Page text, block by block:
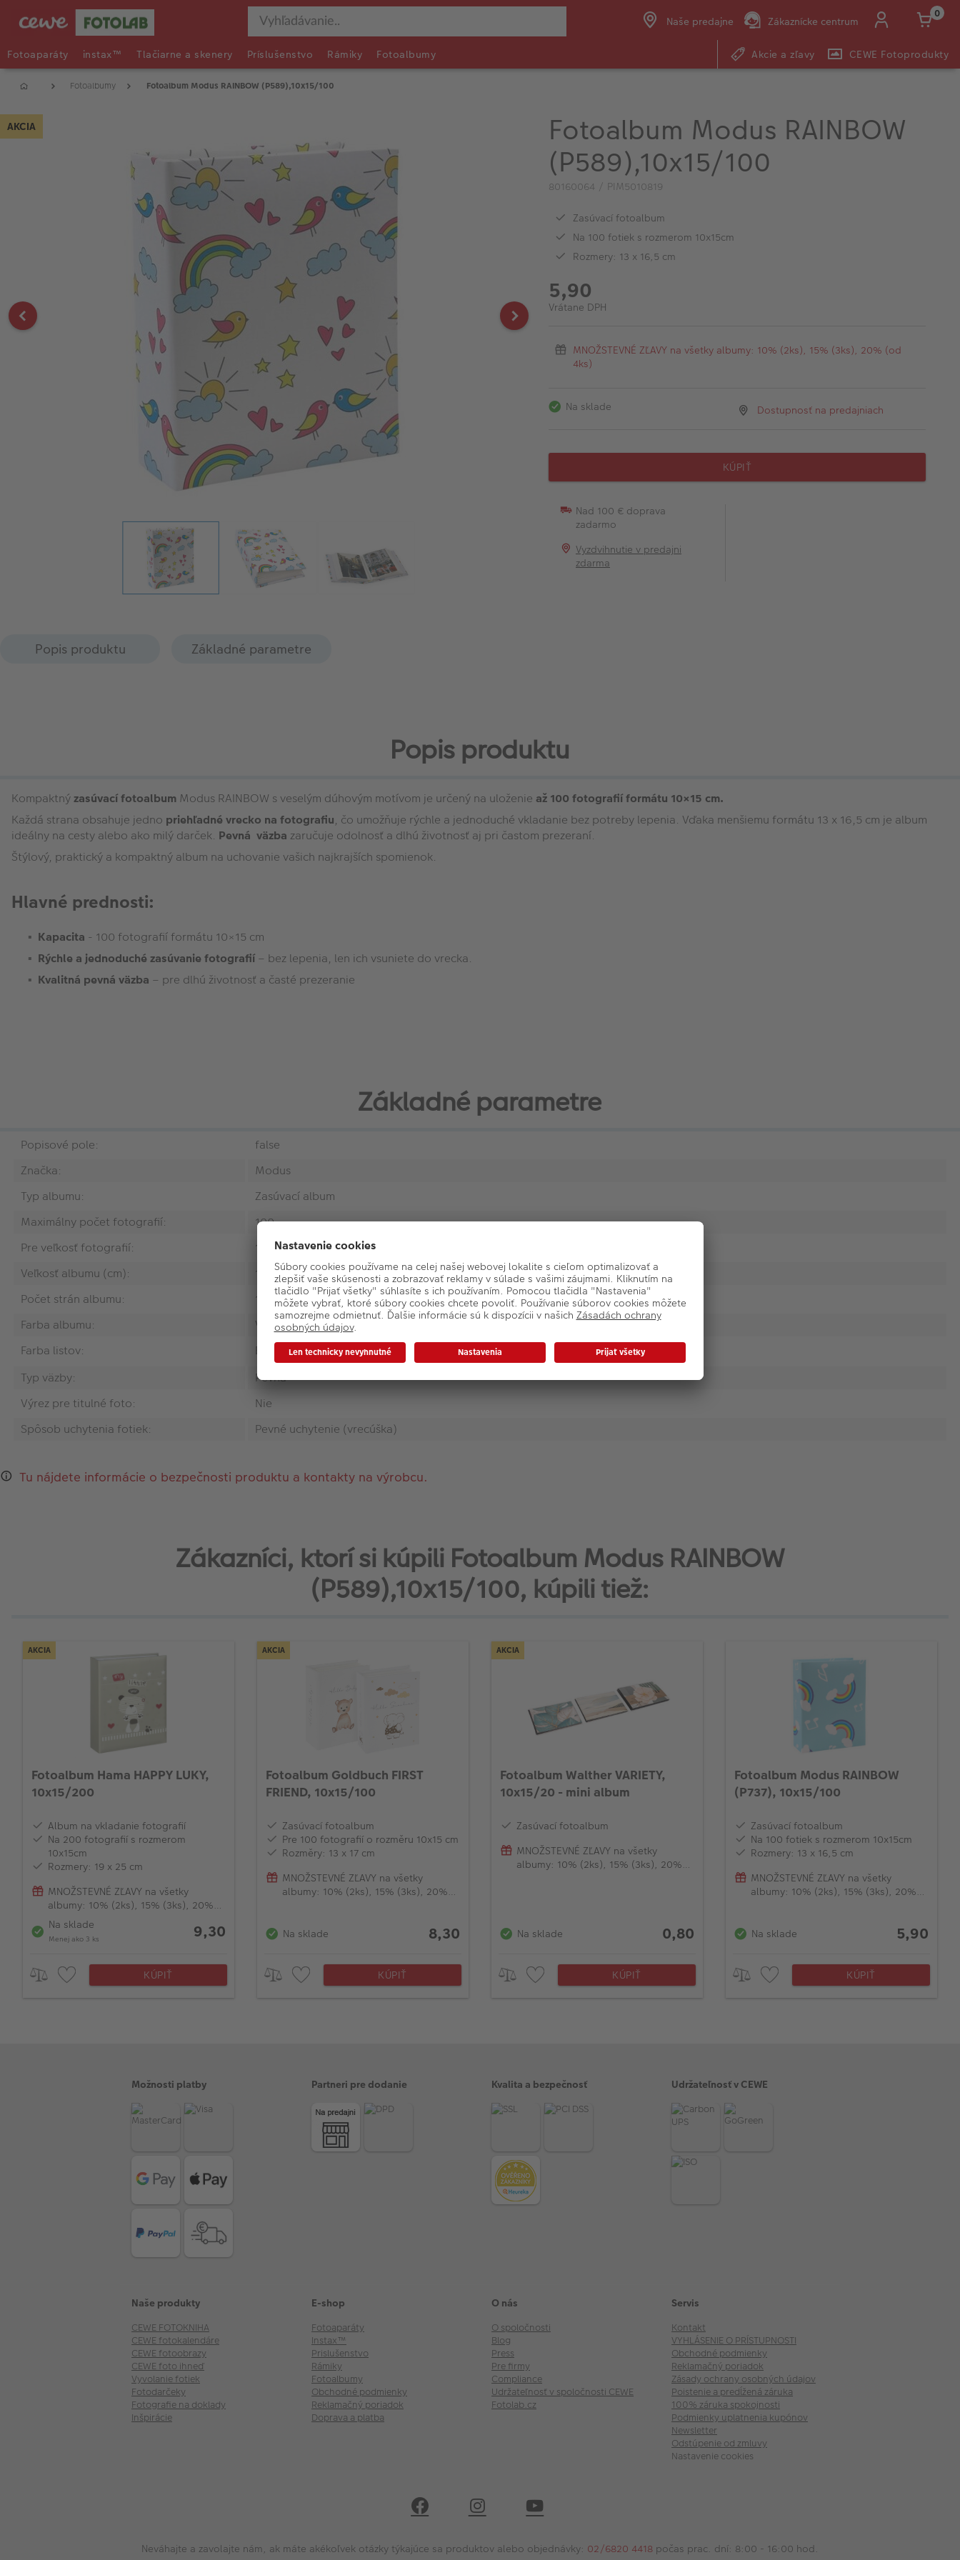
Naše predajne Zákaznícke centrum
0
Fotoaparáty instax™ Tlačiarne a skenery Príslušenstvo Rámiky Fotoalbumy Akcie a zľavy CEWE Fotoprodukty
Fotoalbumy Fotoalbum Modus RAINBOW (P589),10x15/100
AKCIA
Fotoalbum Modus RAINBOW
(P589),10x15/100
80160064 / PIM5010819
Zasúvací fotoalbum
Na 100 fotiek s rozmerom 10x15cm
Rozmery: 13 x 16,5 cm
5,90
Vrátane DPH
MNOŽSTEVNÉ ZĽAVY na všetky albumy: 10% (2ks), 15% (3ks), 20% (od
4ks)
Na sklade Dostupnosť na predajniach
KÚPIŤ
Nad 100 € doprava
zadarmo
Vyzdvihnutie v predajni
zdarma
Popis produktu Základné parametre
Popis produktu
Kompaktnýzasúvací fotoalbum Modus RAINBOW s veselým dúhovým motívom je určený na uloženie až 100 fotografií formátu 10×15 cm.
Každá strana obsahuje jedno priehľadné vrecko na fotografiu, čo umožňuje rýchle a jednoduché vkladanie bez potreby lepenia. Vďaka menšiemu formátu 13 x 16,5 cm je album
ideálny na cesty alebo ako milý darček. Pevná väzba zaručuje odolnosť a dlhú životnosť aj pri častom prezeraní.
Štýlový, praktický a kompaktný album na uchovanie vašich najkrajších spomienok.
Hlavné prednosti:
Kapacita - 100 fotografií formátu 10×15 cm
Rýchle a jednoduché zasúvanie fotografií – bez lepenia, len ich vsuniete do vrecka.
Kvalitná pevná väzba – pre dlhú životnosť a časté prezeranie
Základné parametre
Popisové pole:
false
Značka:
Modus
Typ albumu:
Zasúvací album
Maximálny počet fotografií:
100
Pre veľkosť fotografií:
10x15 cm
Veľkosť albumu (cm):
13 x 16,5
Počet strán albumu:
100
Farba albumu:
Viacfarebná
Farba listov:
Biela
Typ väzby:
Pevná
Výrez pre titulné foto:
Nie
Spôsob uchytenia fotiek:
Pevné uchytenie (vrecúška)
Tu nájdete informácie o bezpečnosti produktu a kontakty na výrobcu.
Zákazníci, ktorí si kúpili Fotoalbum Modus RAINBOW
(P589),10x15/100, kúpili tiež:
AKCIA
Fotoalbum Hama HAPPY LUKY,
10x15/200
Album na vkladanie fotografií
Na 200 fotografií s rozmerom
10x15cm
Rozmery: 19 x 25 cm
MNOŽSTEVNÉ ZĽAVY na všetky
albumy: 10% (2ks), 15% (3ks), 20%
(od 4ks)
Na sklade
Menej ako 3 ks 9,30
KÚPIŤ
AKCIA
Fotoalbum Goldbuch FIRST
FRIEND, 10x15/100
Zasúvací fotoalbum
Pre 100 fotografií o rozměru 10x15 cm
Rozměry: 13 x 17 cm
MNOŽSTEVNÉ ZĽAVY na všetky
albumy: 10% (2ks), 15% (3ks), 20%
Na sklade 8,30
KÚPIŤ
AKCIA
Fotoalbum Walther VARIETY,
10x15/20 - mini album
Zasúvací fotoalbum
MNOŽSTEVNÉ ZĽAVY na všetky
albumy: 10% (2ks), 15% (3ks), 20%
Na sklade 0,80
KÚPIŤ
Fotoalbum Modus RAINBOW
(P737), 10x15/100
Zasúvací fotoalbum
Na 100 fotiek s rozmerom 10x15cm
Rozmery: 13 x 16,5 cm
MNOŽSTEVNÉ ZĽAVY na všetky
albumy: 10% (2ks), 15% (3ks), 20%
Na sklade 5,90
KÚPIŤ
Možnosti platby Partneri pre dodanie Kvalita a bezpečnosť Udržateľnosť v CEWE
Naše produkty
CEWE FOTOKNIHA
CEWE fotokalendáre
CEWE fotoobrazy
CEWE foto ihneď
Vyvolanie fotiek
Fotodarčeky
Fotografie na doklady
Inšpirácie
E-shop
Fotoaparáty
Instax™
Prislušenstvo
Rámiky
Fotoalbumy
Obchodné podmienky
Reklamačný poriadok
Doprava a platba
O nás
O spoločnosti
Blog
Press
Pre firmy
Compliance
Udržateľnosť v spoločnosti CEWE
Fotolab.cz
Servis
Kontakt
VYHLÁSENIE O PRÍSTUPNOSTI
Obchodné podmienky
Reklamačný poriadok
Zásady ochrany osobných údajov
Poistenie a predĺžená záruka
100% záruka spokojnosti
Podmienky uplatnenia kupónov
Newsletter
Odstúpenie od zmluvy
Nastavenie cookies
Neváhajte a zavolajte nám, ak máte akékoľvek otázky týkajúce sa produktov alebo objednávky: 02/6820 4418 počas prac. dní: 8:00 - 16:00 hod.